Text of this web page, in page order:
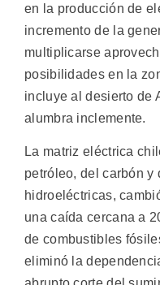
en la producción de
incremento de la
multiplicarse
posibilidades en la
incluye al desierto de
alumbra inclemente.
La matriz eléctrica
petróleo, del carbón y
hidroeléctricas,
una caída cercana a
de combustibles
eliminó la